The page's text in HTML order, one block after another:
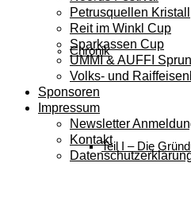
Chronik
Teil I – Die
Petrusquellen Kristall
Reit im Winkl Cup
Sparkassen Cup
UMMI & AUFFI
Volks- und
Sponsoren
Impressum
Newsletter
Kontakt